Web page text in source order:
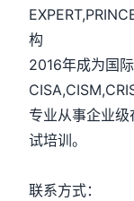
构
2016年成为国
专业从事企业
试培训。
联系方式：